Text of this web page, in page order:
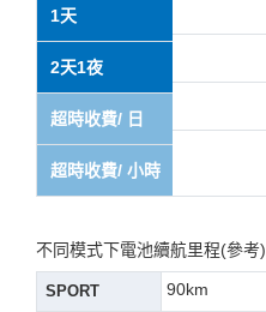
1天
2天1夜
超時收費/ 日
超時收費/ 小時
不同模式下電池續航里程(參考)
SPORT 90km